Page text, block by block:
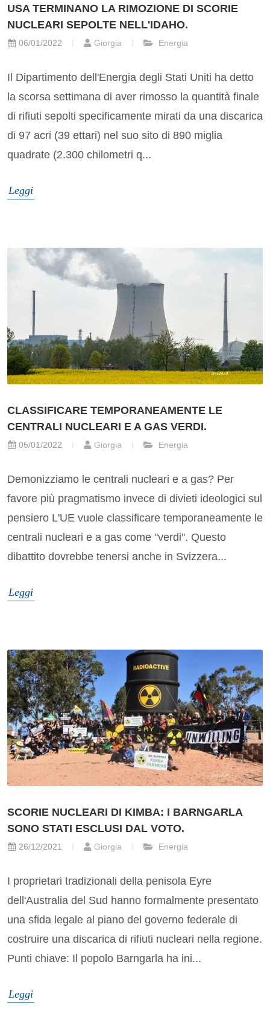
USA TERMINANO LA RIMOZIONE DI SCORIE
NUCLEARI SEPOLTE NELL'IDAHO.
06/01/2022 Giorgia Energia
Il Dipartimento dell'Energia degli Stati Uniti ha detto
la scorsa settimana di aver rimosso la quantità finale
di rifiuti sepolti specificamente mirati da una discarica
di 97 acri (39 ettari) nel suo sito di 890 miglia
quadrate (2.300 chilometri q...
Leggi
CLASSIFICARE TEMPORANEAMENTE LE
CENTRALI NUCLEARI E A GAS VERDI.
05/01/2022 Giorgia Energia
Demonizziamo le centrali nucleari e a gas? Per
favore più pragmatismo invece di divieti ideologici sul
pensiero L'UE vuole classificare temporaneamente le
centrali nucleari e a gas come "verdi". Questo
dibattito dovrebbe tenersi anche in Svizzera...
Leggi
SCORIE NUCLEARI DI KIMBA: I BARNGARLA
SONO STATI ESCLUSI DAL VOTO.
26/12/2021 Giorgia Energia
I proprietari tradizionali della penisola Eyre
dell'Australia del Sud hanno formalmente presentato
una sfida legale al piano del governo federale di
costruire una discarica di rifiuti nucleari nella regione.
Punti chiave: Il popolo Barngarla ha ini...
Leggi